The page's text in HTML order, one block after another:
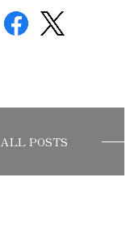
ALL POSTS